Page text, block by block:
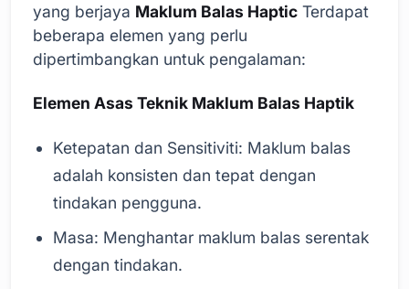
yang berjaya Maklum Balas Haptic Terdapat
beberapa elemen yang perlu
dipertimbangkan untuk pengalaman:
Elemen Asas Teknik Maklum Balas Haptik
Ketepatan dan Sensitiviti: Maklum balas
adalah konsisten dan tepat dengan
tindakan pengguna.
Masa: Menghantar maklum balas serentak
dengan tindakan.